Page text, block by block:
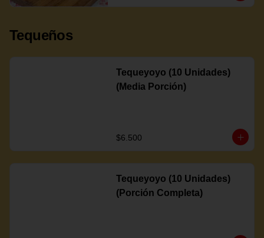
Tequeños
Tequeyoyo (10 Unidades)
(Media Porción)
$6.500
Tequeyoyo (10 Unidades)
(Porción Completa)